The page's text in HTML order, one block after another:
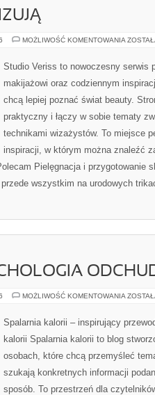
MOŻLIWOŚĆ KOMENTOWANIA
Studio Veriss to nowoczesny serwis
makijażowi oraz codziennym
chcą lepiej poznać świat beauty.
praktyczny i łączy w sobie tematy
technikami wizażystów. To miejsce
inspiracji, w którym można znaleźć
Pielęgnacja i przygotowanie
wszystkim na urodowych
MOŻLIWOŚĆ KOMENTOWANIA
Spalarnia kalorii – inspirujący
kalorii Spalarnia kalorii to blog
osobach, które chcą przemyśleć
szukają konkretnych informacji
sposób. To przestrzeń dla